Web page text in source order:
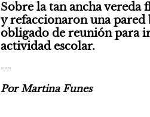
Sobre la tan ancha vereda
y refaccionaron una pared
obligado de reunión para
actividad escolar.
---
Por Martina Funes